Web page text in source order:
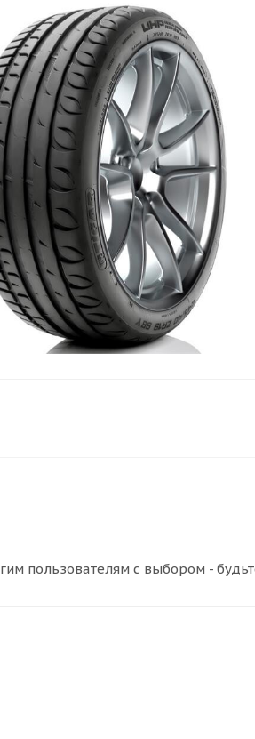
пользователям с выбором -